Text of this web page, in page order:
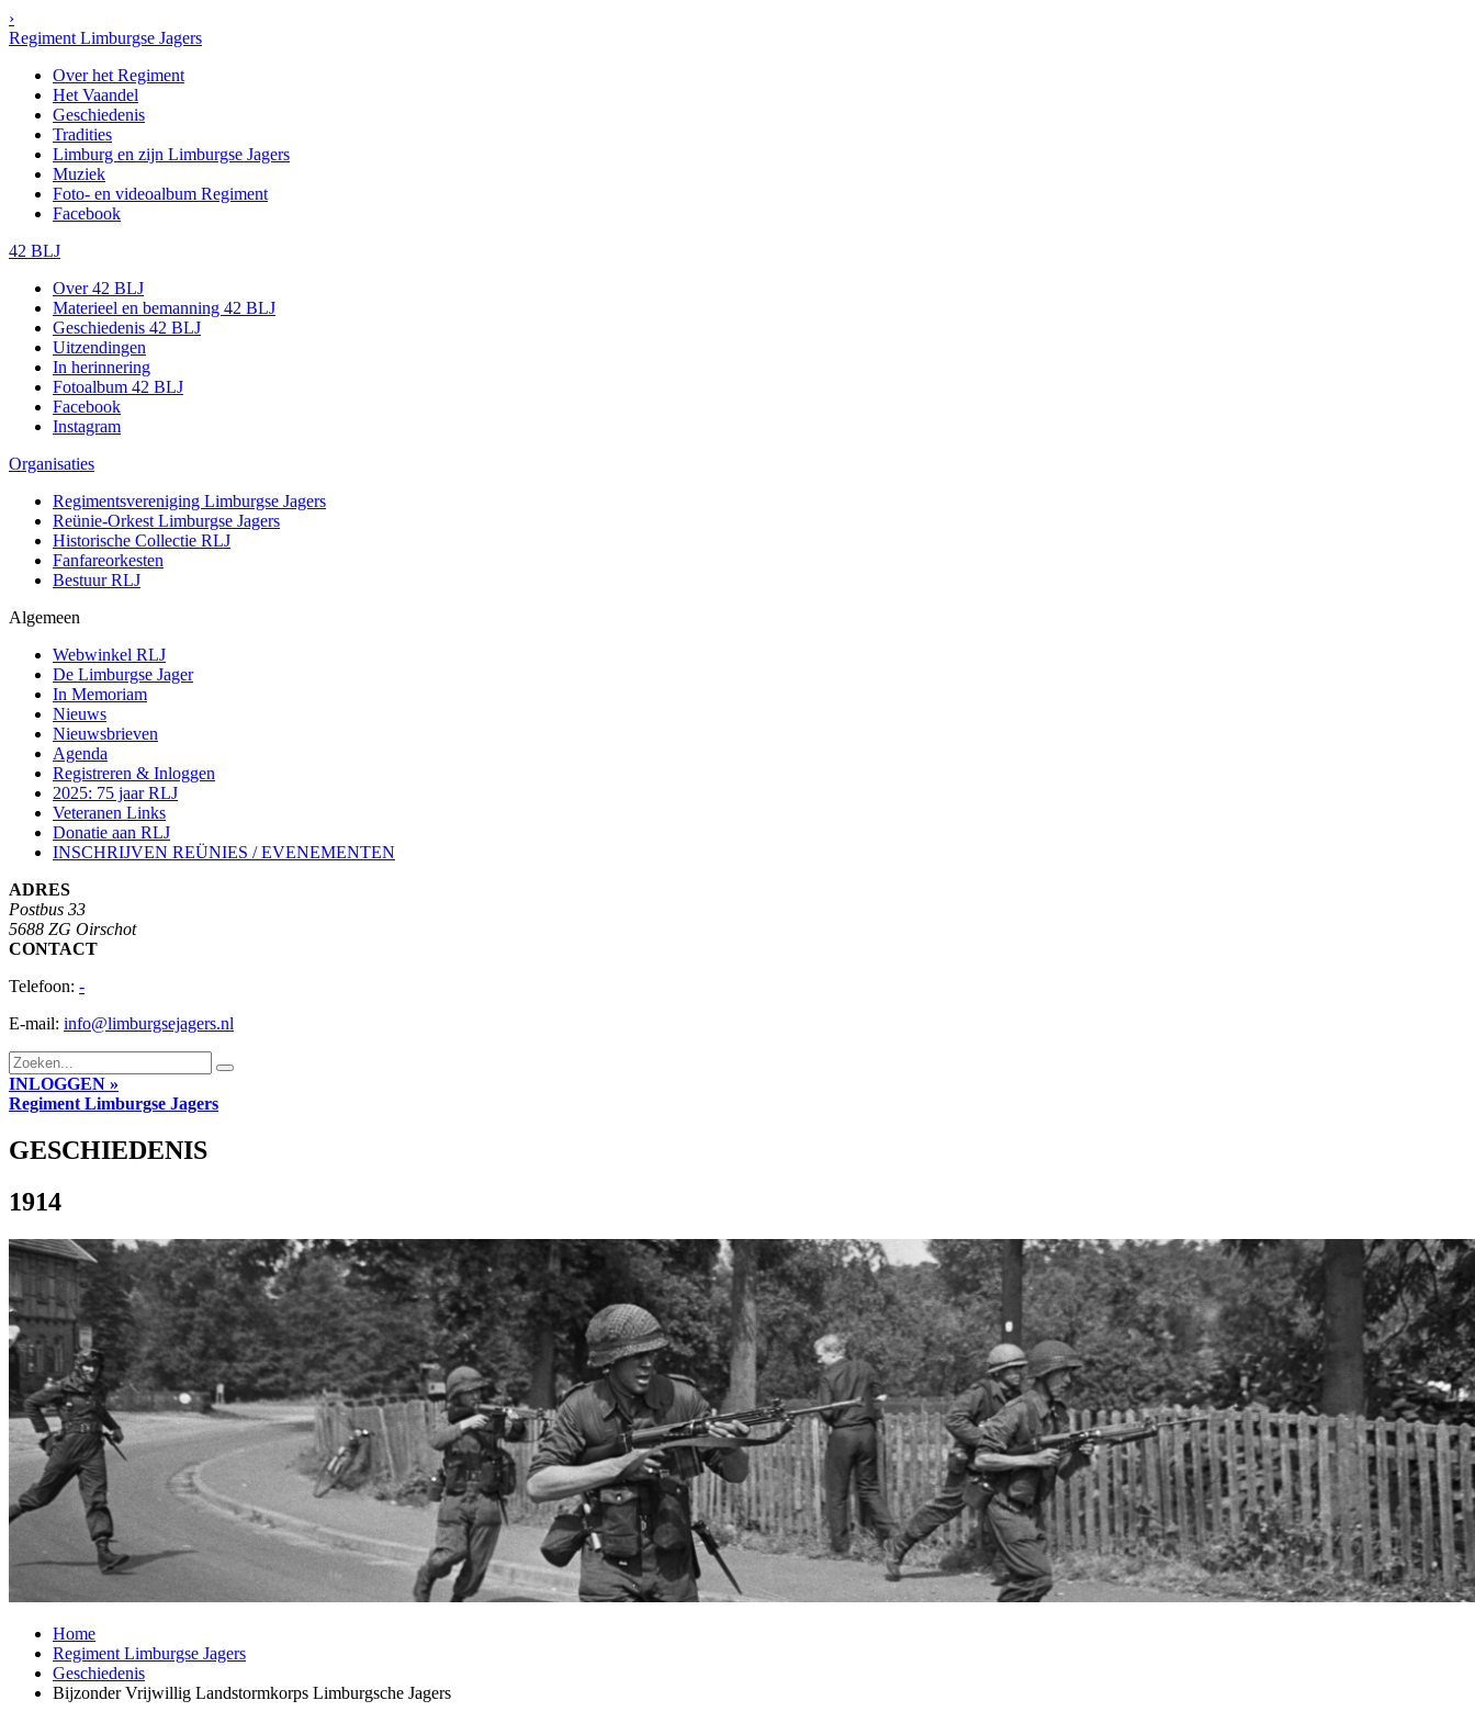
›
Regiment Limburgse Jagers
Over het Regiment
Het Vaandel
Geschiedenis
Tradities
Limburg en zijn Limburgse Jagers
Muziek
Foto- en videoalbum Regiment
Facebook
42 BLJ
Over 42 BLJ
Materieel en bemanning 42 BLJ
Geschiedenis 42 BLJ
Uitzendingen
In herinnering
Fotoalbum 42 BLJ
Facebook
Instagram
Organisaties
Regimentsvereniging Limburgse Jagers
Reünie-Orkest Limburgse Jagers
Historische Collectie RLJ
Fanfareorkesten
Bestuur RLJ
Algemeen
Webwinkel RLJ
De Limburgse Jager
In Memoriam
Nieuws
Nieuwsbrieven
Agenda
Registreren & Inloggen
2025: 75 jaar RLJ
Veteranen Links
Donatie aan RLJ
INSCHRIJVEN REÜNIES / EVENEMENTEN
ADRES
Postbus 33
5688 ZG Oirschot
CONTACT
Telefoon: -
E-mail: info@limburgsejagers.nl
INLOGGEN »
Regiment Limburgse Jagers
GESCHIEDENIS
1914
Home
Regiment Limburgse Jagers
Geschiedenis
Bijzonder Vrijwillig Landstormkorps Limburgsche Jagers